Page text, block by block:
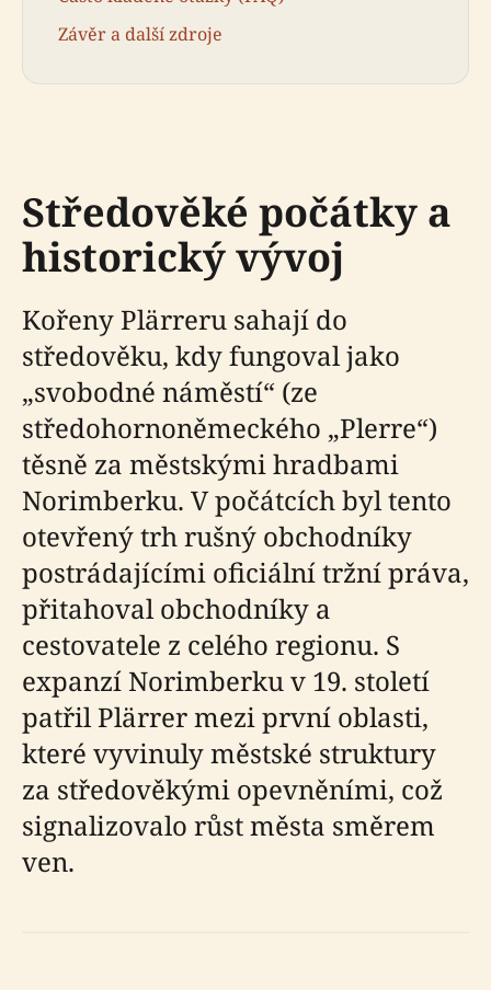
Závěr a další zdroje
Středověké počátky a
historický vývoj
Kořeny Plärreru sahají do
středověku, kdy fungoval jako
„svobodné náměstí“ (ze
středohornoněmeckého „Plerre“)
těsně za městskými hradbami
Norimberku. V počátcích byl tento
otevřený trh rušný obchodníky
postrádajícími oficiální tržní práva,
přitahoval obchodníky a
cestovatele z celého regionu. S
expanzí Norimberku v 19. století
patřil Plärrer mezi první oblasti,
které vyvinuly městské struktury
za středověkými opevněními, což
signalizovalo růst města směrem
ven.